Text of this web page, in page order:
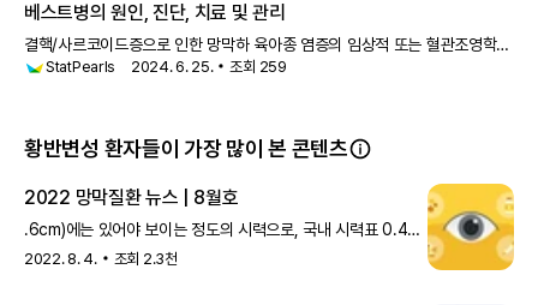
베스트병의 원인, 진단, 치료 및 관리
결핵/사르코이드증으로 인한 망막하 육아종 염증의 임상적 또는 혈관조영학적
증거가 있습니다. 습성 연령 관련 황반변성 구별되는 특징은 노년기와
StatPearls 2024. 6. 25. 조회 259
황반변성 환자들이 가장 많이 본 콘텐츠
2022 망막질환 뉴스 | 8월호
.6cm)에는 있어야 보이는 정도의 시력으로, 국내 시력표 0.4에
해당돼요. 이 밖에도 엔도제나사는 건성 황반변성의 말기 형태라
2022. 8. 4. 조회 2.3천